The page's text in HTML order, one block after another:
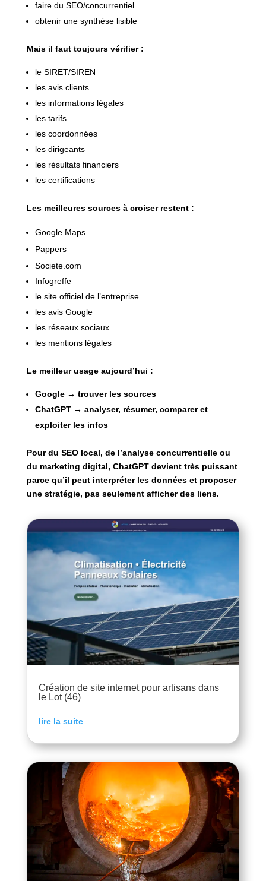
faire du SEO/concurrentiel
obtenir une synthèse lisible
Mais il faut toujours vérifier :
le SIRET/SIREN
les avis clients
les informations légales
les tarifs
les coordonnées
les dirigeants
les résultats financiers
les certifications
Les meilleures sources à croiser restent :
Google Maps
Pappers
Societe.com
Infogreffe
le site officiel de l’entreprise
les avis Google
les réseaux sociaux
les mentions légales
Le meilleur usage aujourd’hui :
Google → trouver les sources
ChatGPT → analyser, résumer, comparer et
exploiter les infos
Pour du SEO local, de l’analyse concurrentielle ou
du marketing digital, ChatGPT devient très puissant
parce qu’il peut interpréter les données et proposer
une stratégie, pas seulement afficher des liens.
Création de site internet pour artisans dans
le Lot (46)
lire la suite